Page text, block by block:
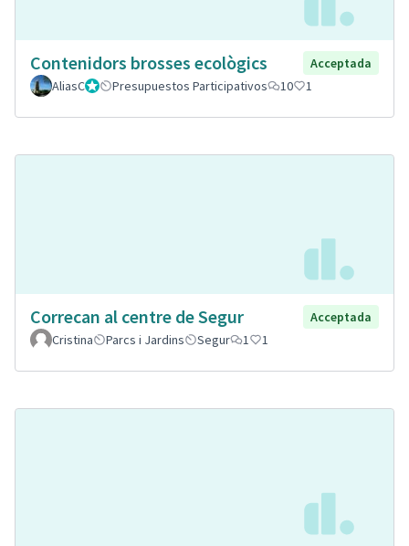
Contenidors brosses ecològics
Acceptada
AliasCGestorPresupuestos Participativos 10 1
Correcan al centre de Segur
Acceptada
Cristina
Parcs i Jardins Segur 1 1